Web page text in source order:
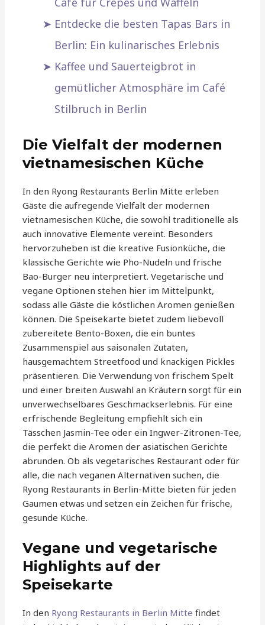
Entdecke die besten Tapas Bars in
Berlin: Ein kulinarisches Erlebnis
Kaffee und Sauerteigbrot in
gemütlicher Atmosphäre im Café
Stilbruch in Berlin
Die Vielfalt der modernen
vietnamesischen Küche
In den Ryong Restaurants Berlin Mitte erleben
Gäste die aufregende Vielfalt der modernen
vietnamesischen Küche, die sowohl traditionelle als
auch innovative Elemente vereint. Besonders
hervorzuheben ist die kreative Fusionküche, die
klassische Gerichte wie Pho-Nudeln und frische
Bao-Burger neu interpretiert. Vegetarische und
vegane Optionen stehen hier im Mittelpunkt,
sodass alle Gäste die köstlichen Aromen genießen
können. Die Speisekarte bietet zudem liebevoll
zubereitete Bento-Boxen, die ein buntes
Zusammenspiel aus saisonalen Zutaten,
hausgemachtem Streetfood und knackigen Pickles
präsentieren. Die Verwendung von frischem Spelt
und einer breiten Auswahl an Kräutern sorgt für ein
unverwechselbares Geschmackserlebnis. Für eine
erfrischende Begleitung empfiehlt sich ein
Tässchen Jasmin-Tee oder ein Ingwer-Zitronen-Tee,
die perfekt die Aromen der asiatischen Gerichte
abrunden. Ob als vegetarisches Restaurant oder für
alle, die nach veganen Alternativen suchen, die
Ryong Restaurants in Berlin-Mitte bieten für jeden
Gaumen etwas und setzen ein Zeichen für frische,
gesunde Küche.
Vegane und vegetarische
Highlights auf der
Speisekarte
In den Ryong Restaurants in Berlin Mitte findet